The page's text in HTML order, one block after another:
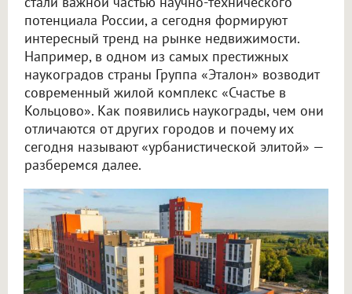
потенциала России, а сегодня формируют
интересный тренд на рынке недвижимости.
Например, в одном из самых престижных
наукоградов страны Группа «Эталон» возводит
современный жилой комплекс «Счастье в
Кольцово». Как появились наукограды, чем они
отличаются от других городов и почему их
сегодня называют «урбанистической элитой» —
разберемся далее.